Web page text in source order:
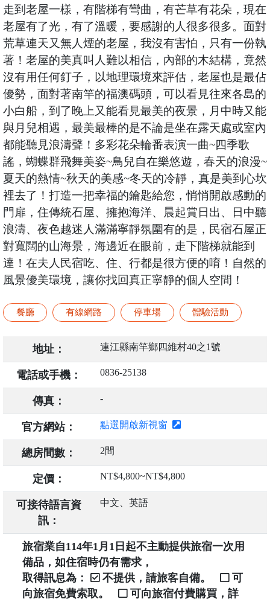
走到老屋一樣，有階梯有彎曲，有芒草有花朵，現在
老屋有了光，有了溫暖，要感謝的人很多很多。面對
荒草連天又無人煙的老屋，我沒有害怕，只有一份執
著！老屋的美真叫人難以相信，內部的木結構，竟然
沒有用任何釘子，以地理環境來評估，老屋也是最佔
優勢，面對著南竿的福澳碼頭，可以看見往來各島的
小白船，到了晚上又能看見最美的夜景，月中時又能
與月兒相遇，最美最棒的是不論是坐在露天處或室內
都能聽見浪濤聲！多彩花朵輪番表演一曲~四季歌
謠，蝴蝶群飛舞美姿~鳥兒自在樂悠遊，春天的浪漫~
夏天的熱情~秋天的美感~冬天的冷靜，真是美到心坎
裡去了！打造一把幸福的鑰匙給您，悄悄開啟感動的
門扉，住傳統石屋、擁抱海洋、晨起賞日出、日中聽
浪濤、夜色越迷人滿滿寧靜氛圍有的是，民宿石屋正
對寬闊的山海景，海邊近在眼前，走下階梯就能到
達！在夫人民宿吃、住、行都是很方便的唷！自然的
風景優美環境，讓你找回真正寧靜的個人空間！
餐廳 有線網路 停車場 體驗活動
地址： 連江縣南竿鄉四維村40之1號
電話或手機： 0836-25138
傳真： -
官方網站： 點選開啟新視窗
總房間數： 2間
定價： NT$4,800~NT$4,800
可接待語言資
訊：
中文、英語
旅宿業自114年1月1日起不主動提供旅宿一次用
備品，如住宿時仍有需求，
取得訊息為：
不提供，請旅客自備。
可
向旅宿免費索取。
可向旅宿付費購買，詳